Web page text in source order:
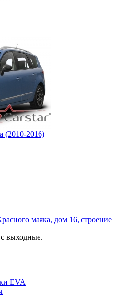
(2010-2016)
маяка, дом 16, строение
выходные.
EVA